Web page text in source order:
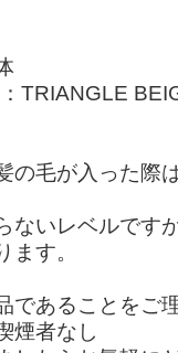
TRIANGLE
の毛が入った
ないレベルです
ます。
であることをご
煙者なし